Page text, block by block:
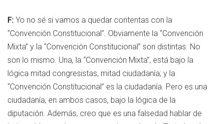
F: Yo no sé si vamos a quedar contentas con la
“Convención Constitucional”. Obviamente la “Convención
Mixta” y la “Convención Constitucional” son distintas. No
son lo mismo. Una, la “Convención Mixta”, está bajo la
lógica mitad congresistas, mitad ciudadanía; y la
“Convención Constitucional” es la ciudadanía. Pero es una
ciudadanía, en ambos casos, bajo la lógica de la
diputación. Además, creo que es una falsedad hablar de